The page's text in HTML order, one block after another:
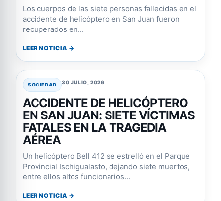
Los cuerpos de las siete personas fallecidas en el
accidente de helicóptero en San Juan fueron
recuperados en...
LEER NOTICIA →
SOCIEDAD 30 JULIO, 2026
ACCIDENTE DE HELICÓPTERO
EN SAN JUAN: SIETE VÍCTIMAS
FATALES EN LA TRAGEDIA
AÉREA
Un helicóptero Bell 412 se estrelló en el Parque
Provincial Ischigualasto, dejando siete muertos,
entre ellos altos funcionarios...
LEER NOTICIA →